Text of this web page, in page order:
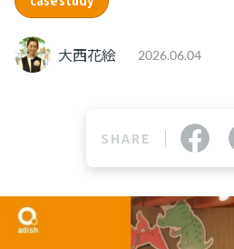
ブートキャンプ
カスタマーサクセス人材派遣
カスタマーサクセスBPO
カスタマーサポート代行
多言語カスタマーサポート対応
大西花絵 2026.06.04
SHARE